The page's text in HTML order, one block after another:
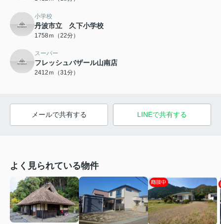
小学校
丹波市立 久下小学校
1758ｍ（22分）
スーパー
フレッシュバザール山南店
2412ｍ（31分）
メールで共有する LINEで共有する
よく見られている物件